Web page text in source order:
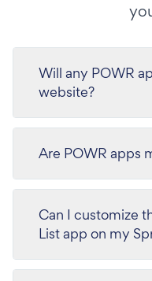
Will any POWR
website?
Are POWR apps
Can I customize
List app on my